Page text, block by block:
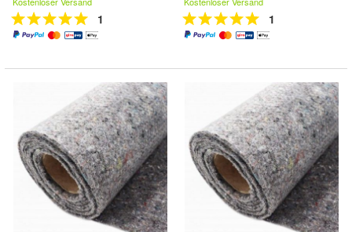
1 1